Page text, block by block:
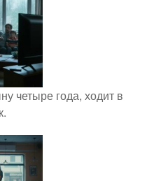
четыре года, ходит в